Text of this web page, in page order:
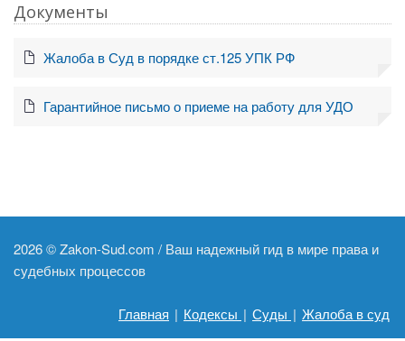
Документы
Жалоба в Суд в порядке ст.125 УПК РФ
Гарантийное письмо о приеме на работу для УДО
2026 ©Zakon-Sud.com / Ваш надежный гид в мире права и
судебных процессов
Главная | Кодексы | Суды | Жалоба в суд